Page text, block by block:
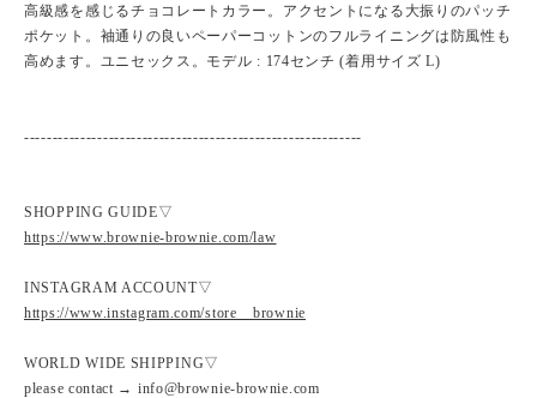
高級感を感じるチョコレートカラー。アクセントになる大振りのパッチ
ポケット。袖通りの良いペーパーコットンのフルライニングは防風性も
高めます。ユニセックス。モデル : 174センチ (着用サイズ L)
------------------------------------------------------------
SHOPPING GUIDE▽
https://www.brownie-brownie.com/law
INSTAGRAM ACCOUNT▽
https://www.instagram.com/store__brownie
WORLD WIDE SHIPPING▽
please contact → info@brownie-brownie.com